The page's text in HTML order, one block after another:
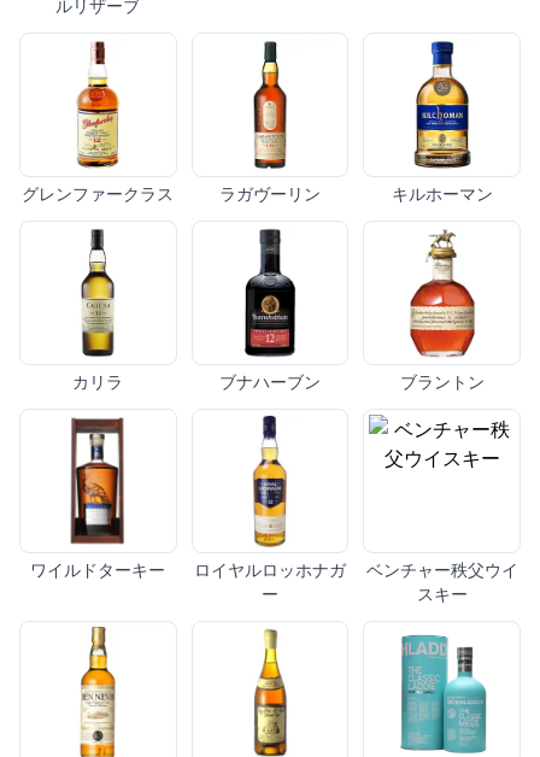
ルリザーブ
グレンファークラス ラガヴーリン キルホーマン
カリラ ブナハーブン ブラントン
ワイルドターキー
ロイヤルロッホナガ
ー
ベンチャー秩父ウイ
スキー